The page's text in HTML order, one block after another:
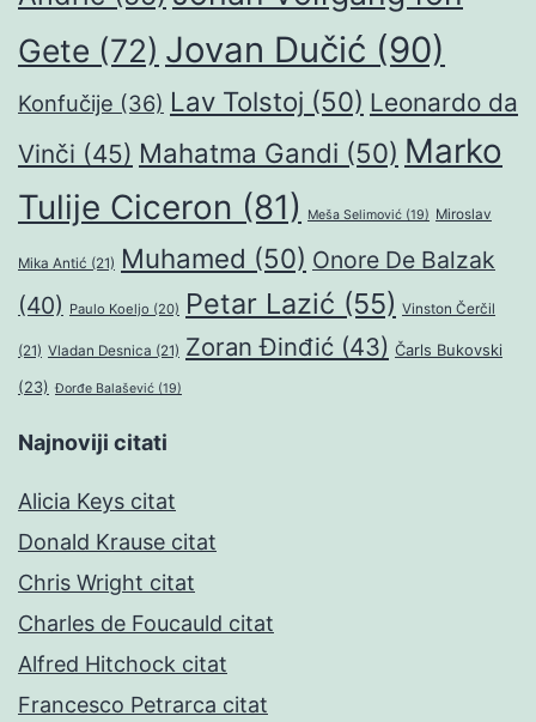
Gete (72) Jovan Dučić (90)
Konfučije (36) Lav Tolstoj (50) Leonardo da
Vinči (45) Mahatma Gandi (50) Marko
Tulije Ciceron (81) Meša Selimović (19) Miroslav
Mika Antić (21) Muhamed (50) Onore De Balzak
(40) Paulo Koeljo (20) Petar Lazić (55) Vinston Čerčil
(21) Vladan Desnica (21) Zoran Đinđić (43) Čarls Bukovski
(23) Đorđe Balašević (19)
Najnoviji citati
Alicia Keys citat
Donald Krause citat
Chris Wright citat
Charles de Foucauld citat
Alfred Hitchock citat
Francesco Petrarca citat